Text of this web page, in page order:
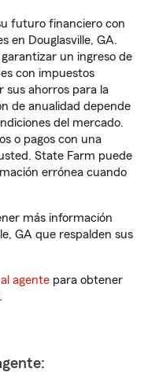
futuro financiero con
en Douglasville, GA.
un ingreso de
con impuestos
sus ahorros para la
de anualidad depende
del mercado.
o pagos con una
State Farm puede
errónea cuando
más información
GA que respalden sus
agente para obtener